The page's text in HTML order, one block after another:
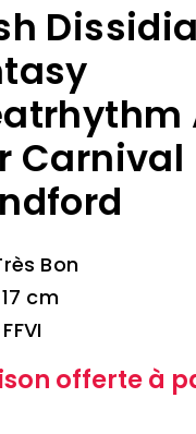
Carnival
Bon
cm
offerte à